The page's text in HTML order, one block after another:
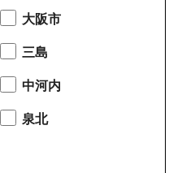
大阪市
三島
中河内
泉北